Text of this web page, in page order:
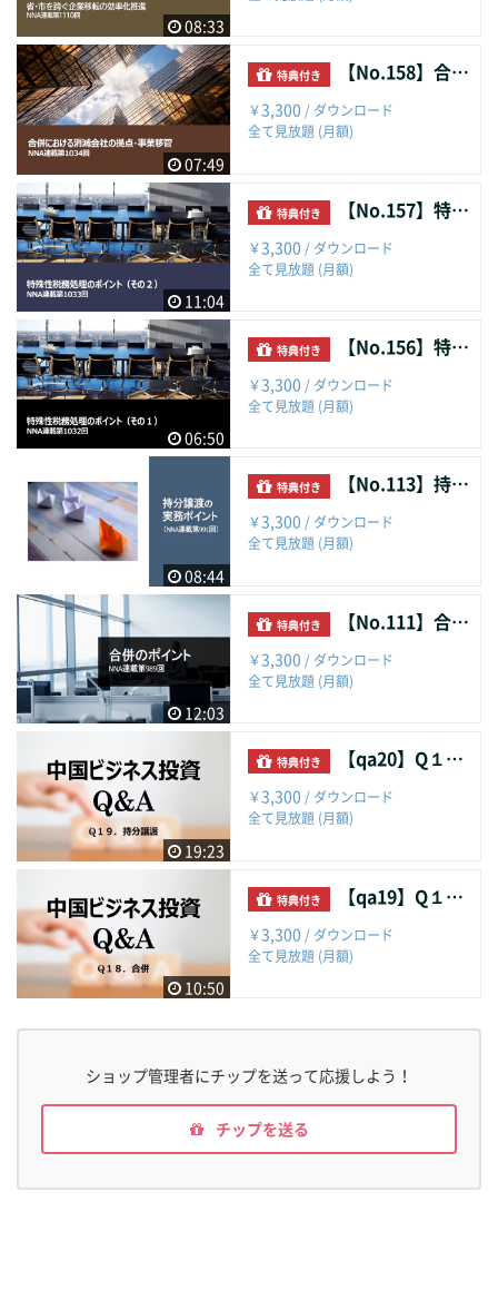
08:33
07:49
特典付き 【No.158】合併における消滅会社の拠点・事業移管
￥3,300 / ダウンロード
全て見放題 (月額)
11:04
特典付き 【No.157】特殊性税務処理のポイント（その２）
￥3,300 / ダウンロード
全て見放題 (月額)
06:50
特典付き 【No.156】特殊性税務処理のポイント（その１）
￥3,300 / ダウンロード
全て見放題 (月額)
08:44
特典付き 【No.113】持分譲渡の実務ポイント
￥3,300 / ダウンロード
全て見放題 (月額)
12:03
特典付き 【No.111】合弁のポイント
￥3,300 / ダウンロード
全て見放題 (月額)
19:23
特典付き 【qa20】Q１９．持分譲渡
￥3,300 / ダウンロード
全て見放題 (月額)
10:50
特典付き 【qa19】Q１８．合併
￥3,300 / ダウンロード
全て見放題 (月額)
ショップ管理者にチップを送って応援しよう！
チップを送る